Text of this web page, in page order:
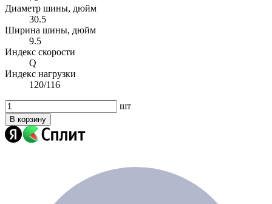
Диаметр шины, дюйм
30.5
Ширина шины, дюйм
9.5
Индекс скорости
Q
Индекс нагрузки
120/116
шт
В корзину